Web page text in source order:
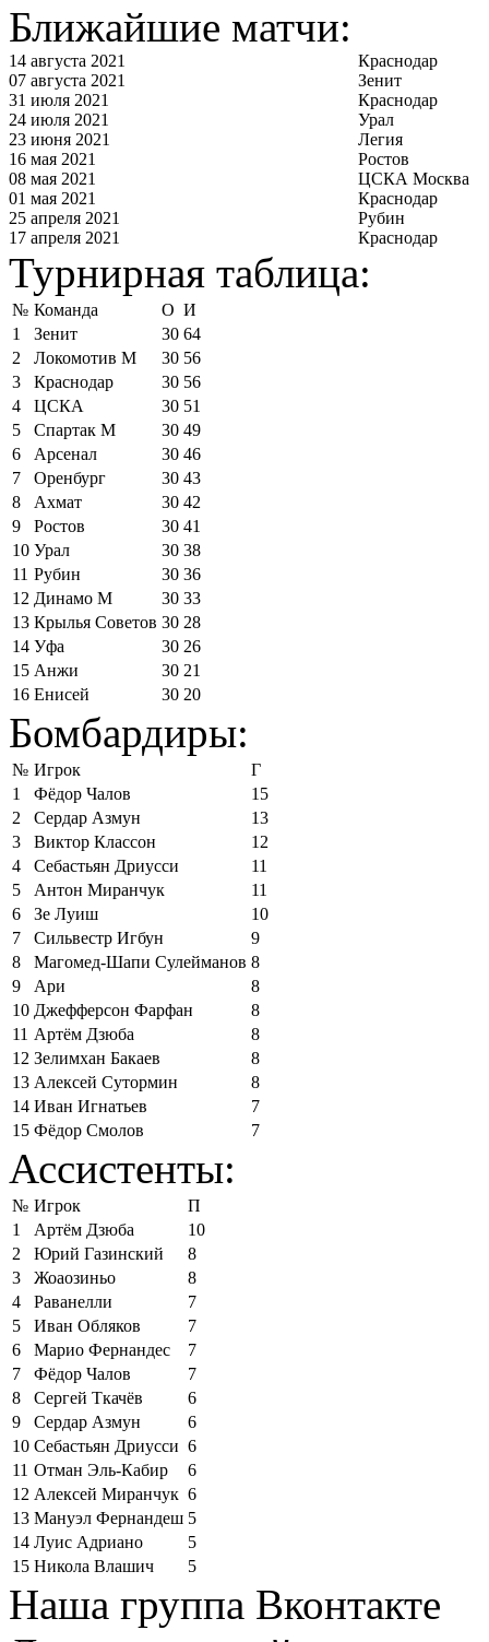
Ближайшие матчи:
14 августа 2021
Краснодар
07 августа 2021
Зенит
31 июля 2021
Краснодар
24 июля 2021
Урал
23 июня 2021
Легия
16 мая 2021
Ростов
08 мая 2021
ЦСКА Москва
01 мая 2021
Краснодар
25 апреля 2021
Рубин
17 апреля 2021
Краснодар
Турнирная таблица:
№ Команда О И
1
Зенит 30 64
2
Локомотив М 30 56
3
Краснодар 30 56
4
ЦСКА 30 51
5
Спартак М 30 49
6
Арсенал 30 46
7
Оренбург 30 43
8
Ахмат 30 42
9
Ростов 30 41
10 Урал 30 38
11 Рубин 30 36
12 Динамо М 30 33
13 Крылья Советов 30 28
14 Уфа 30 26
15 Анжи 30 21
16 Енисей 30 20
Бомбардиры:
№ Игрок
Г
1
Фёдор Чалов
15
2
Сердар Азмун
13
3
Виктор Классон
12
4
Себастьян Дриусси
11
5
Антон Миранчук
11
6
Зе Луиш
10
7
Сильвестр Игбун
9
8
Магомед-Шапи Сулейманов 8
9
Ари
8
10 Джефферсон Фарфан
8
11 Артём Дзюба
8
12 Зелимхан Бакаев
8
13 Алексей Сутормин
8
14 Иван Игнатьев
7
15 Фёдор Смолов 7
Ассистенты:
№ Игрок
П
1
Артём Дзюба
10
2
Юрий Газинский
8
3
Жоаозиньо
8
4
Раванелли
7
5
Иван Обляков
7
6
Марио Фернандес
7
7
Фёдор Чалов
7
8
Сергей Ткачёв
6
9
Сердар Азмун
6
10 Себастьян Дриусси 6
11 Отман Эль-Кабир
6
12 Алексей Миранчук 6
13 Мануэл Фернандеш 5
14 Луис Адриано
5
15 Никола Влашич 5
Наша группа Вконтакте